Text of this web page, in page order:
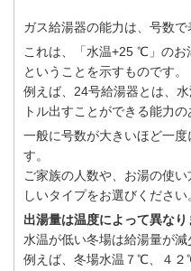
ガス給湯器の能力は、号数で
これは、「水温+25 ℃」のお
ということを示すものです。
例えば、24号給湯器とは、
トル出すことができる能力の
一般に号数が大きいほど一
す。
ご家族の人数や、お湯の使
しいタイプをお選びください
出湯量は温度によって異なり
水温が低い冬場は給湯量が減
例えば、冬場水温７℃、４